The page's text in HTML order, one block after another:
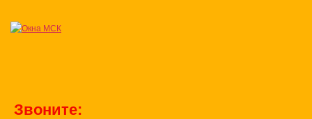
содержимому
Звоните: